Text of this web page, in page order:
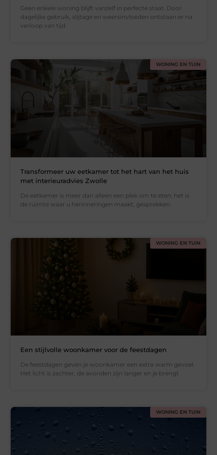
Geen enkele woning blijft vanzelf in perfecte staat. Door
dagelijks gebruik, slijtage en weersinvloeden ontstaan er na
verloop van tijd
WONING EN TUIN
Transformeer uw eetkamer tot het hart van het huis
met interieuradvies Zwolle
De eetkamer is meer dan alleen een plek om te eten; het is
de ruimte waar u herinneringen maakt, gesprekken
WONING EN TUIN
Een stijlvolle woonkamer voor de feestdagen
De feestdagen geven je woonkamer een extra warm gevoel.
Het licht is zachter, de avonden zijn langer en je brengt
WONING EN TUIN